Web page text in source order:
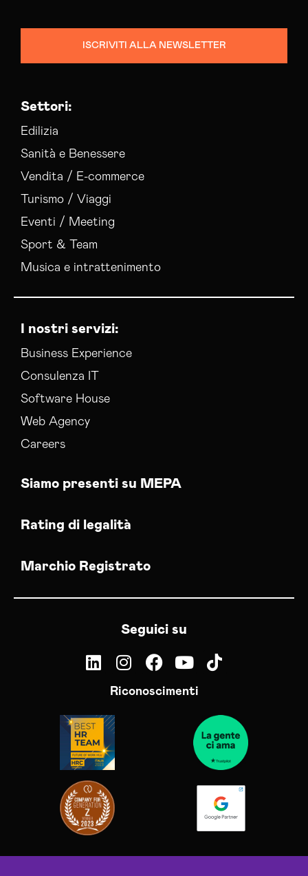
ISCRIVITI ALLA NEWSLETTER
Settori:
Edilizia
Sanità e Benessere
Vendita / E-commerce
Turismo / Viaggi
Eventi / Meeting
Sport & Team
Musica e intrattenimento
I nostri servizi:
Business Experience
Consulenza IT
Software House
Web Agency
Careers
Siamo presenti su MEPA
Rating di legalità
Marchio Registrato
Seguici su
Riconoscimenti